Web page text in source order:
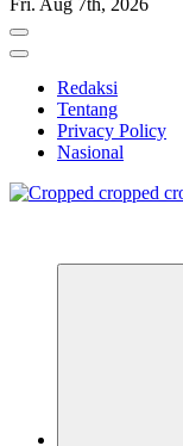
Fri. Aug 7th, 2026
Redaksi
Tentang
Privacy Policy
Nasional